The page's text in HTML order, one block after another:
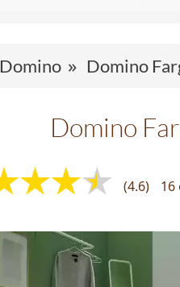
Domino Domino
Domino
(4.6)